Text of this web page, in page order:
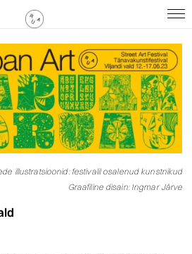
illustratsioonid: festivalil osalenud kunstnikud
Graafiline disain: Ingmar Järve